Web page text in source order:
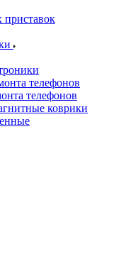
приставок
телефонов
телефонов
коврики